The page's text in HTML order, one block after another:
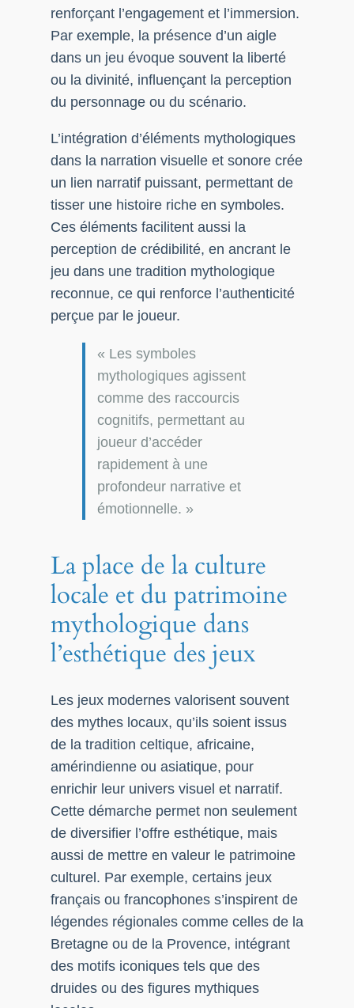
renforçant l’engagement et l’immersion.
Par exemple, la présence d’un aigle
dans un jeu évoque souvent la liberté
ou la divinité, influençant la perception
du personnage ou du scénario.
L’intégration d’éléments mythologiques
dans la narration visuelle et sonore crée
un lien narratif puissant, permettant de
tisser une histoire riche en symboles.
Ces éléments facilitent aussi la
perception de crédibilité, en ancrant le
jeu dans une tradition mythologique
reconnue, ce qui renforce l’authenticité
perçue par le joueur.
« Les symboles
mythologiques agissent
comme des raccourcis
cognitifs, permettant au
joueur d’accéder
rapidement à une
profondeur narrative et
émotionnelle. »
La place de la culture
locale et du patrimoine
mythologique dans
l’esthétique des jeux
Les jeux modernes valorisent souvent
des mythes locaux, qu’ils soient issus
de la tradition celtique, africaine,
amérindienne ou asiatique, pour
enrichir leur univers visuel et narratif.
Cette démarche permet non seulement
de diversifier l’offre esthétique, mais
aussi de mettre en valeur le patrimoine
culturel. Par exemple, certains jeux
français ou francophones s’inspirent de
légendes régionales comme celles de la
Bretagne ou de la Provence, intégrant
des motifs iconiques tels que des
druides ou des figures mythiques